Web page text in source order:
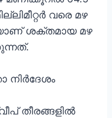
വരെ മഴ
ശക്തമായ മഴ
നിർദേശം
തീരങ്ങളിൽ